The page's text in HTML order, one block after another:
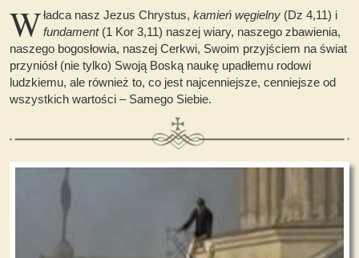
Władca nasz Jezus Chrystus,kamień węgielny (Dz 4,11) i
fundament(1 Kor 3,11) naszej wiary, naszego zbawienia,
naszego bogosłowia, naszej Cerkwi, Swoim przyjściem na świat
przyniósł (nie tylko) Swoją Boską naukę upadłemu rodowi
ludzkiemu, ale również to, co jest najcenniejsze, cenniejsze od
wszystkich wartości – Samego Siebie.